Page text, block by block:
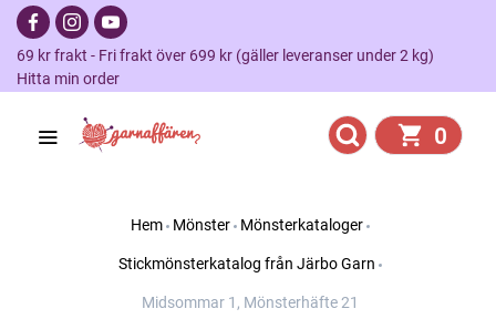
69 kr frakt - Fri frakt över 699 kr (gäller leveranser under 2 kg)
Hitta min order
0
Hem Mönster Mönsterkataloger
Stickmönsterkatalog från Järbo Garn
Midsommar 1, Mönsterhäfte 21